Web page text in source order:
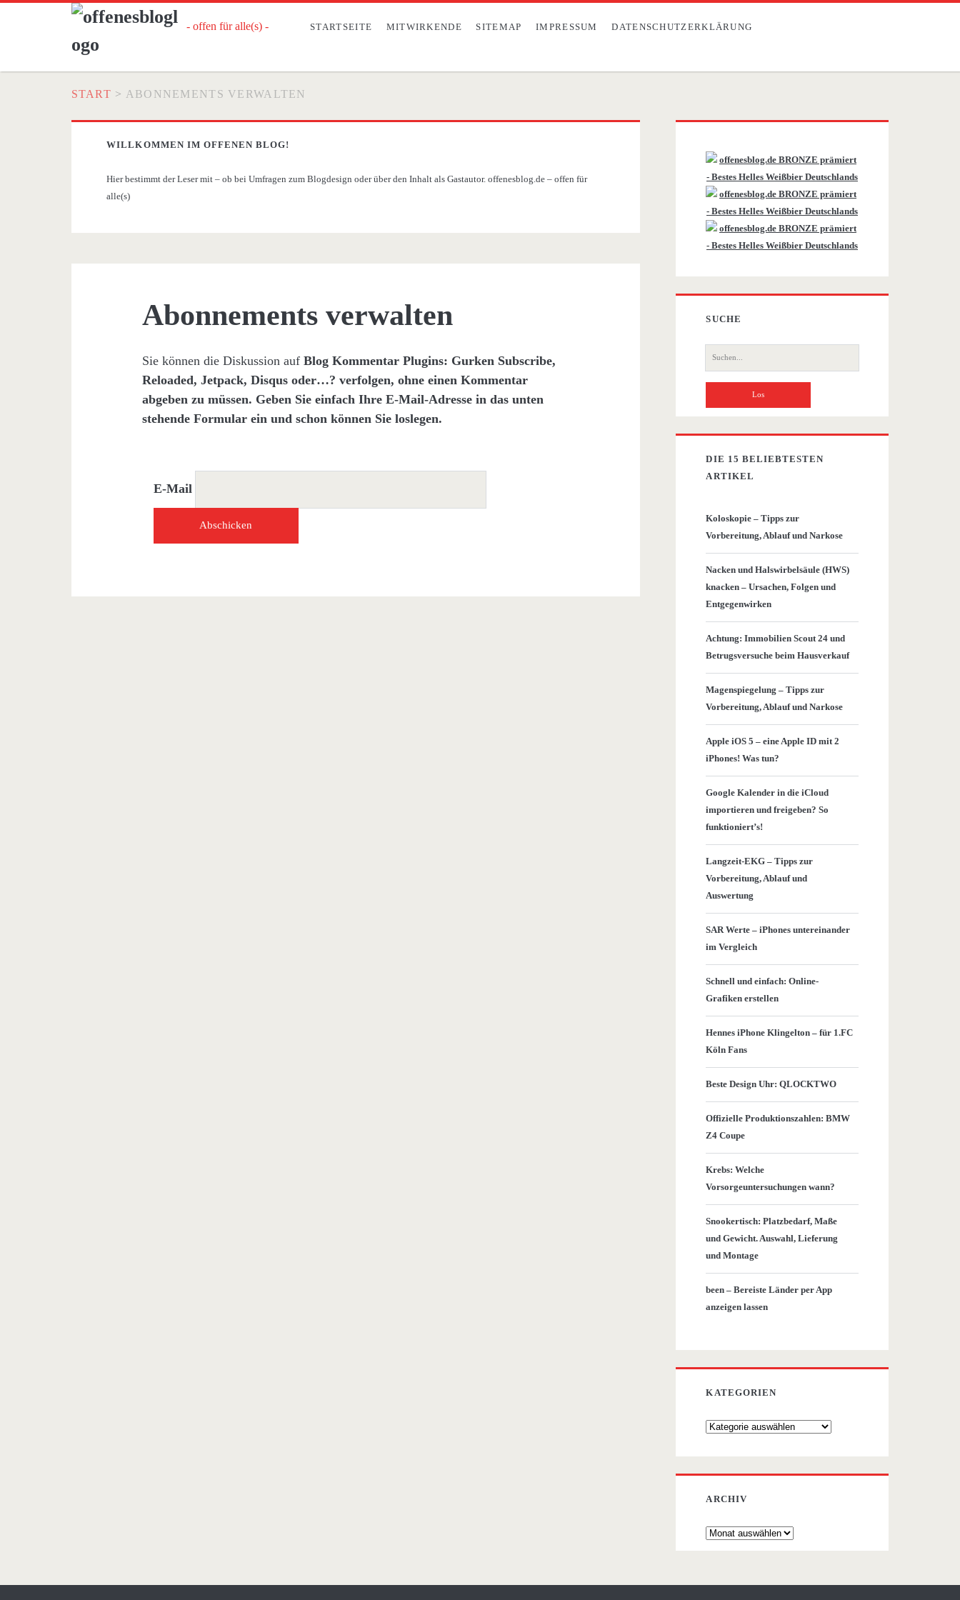
- offen für alle(s) - STARTSEITE MITWIRKENDE SITEMAP IMPRESSUM DATENSCHUTZERKLÄRUNG
START > ABONNEMENTS VERWALTEN
WILLKOMMEN IM OFFENEN BLOG!
Hier bestimmt der Leser mit – ob bei Umfragen zum Blogdesign oder über den Inhalt als Gastautor. offenesblog.de – offen für
alle(s)
Abonnements verwalten
Sie können die Diskussion aufBlog Kommentar Plugins: Gurken Subscribe,
Reloaded, Jetpack, Disqus oder…?verfolgen, ohne einen Kommentar
abgeben zu müssen. Geben Sie einfach Ihre E-Mail-Adresse in das unten
stehende Formular ein und schon können Sie loslegen.
E-Mail
Sidebar
SUCHE
Suche
nach:
DIE 15 BELIEBTESTEN
ARTIKEL
Koloskopie – Tipps zur
Vorbereitung, Ablauf und Narkose
Nacken und Halswirbelsäule (HWS)
knacken – Ursachen, Folgen und
Entgegenwirken
Achtung: Immobilien Scout 24 und
Betrugsversuche beim Hausverkauf
Magenspiegelung – Tipps zur
Vorbereitung, Ablauf und Narkose
Apple iOS 5 – eine Apple ID mit 2
iPhones! Was tun?
Google Kalender in die iCloud
importieren und freigeben? So
funktioniert’s!
Langzeit-EKG – Tipps zur
Vorbereitung, Ablauf und
Auswertung
SAR Werte – iPhones untereinander
im Vergleich
Schnell und einfach: Online-
Grafiken erstellen
Hennes iPhone Klingelton – für 1.FC
Köln Fans
Beste Design Uhr: QLOCKTWO
Offizielle Produktionszahlen: BMW
Z4 Coupe
Krebs: Welche
Vorsorgeuntersuchungen wann?
Snookertisch: Platzbedarf, Maße
und Gewicht. Auswahl, Lieferung
und Montage
been – Bereiste Länder per App
anzeigen lassen
KATEGORIEN
Kategorien
ARCHIV
Archiv